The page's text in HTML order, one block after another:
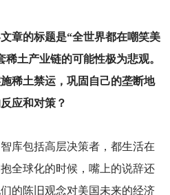
章的标题是“全世界都在嘲笑美
土产业链的可能性极为悲观。
稀土禁运，巩固自己的垄断地
应和对策？
库包括高层决策者，都生活在
全球化的时候，嘴上的说辞还
的陈旧观念对美国未来的经济